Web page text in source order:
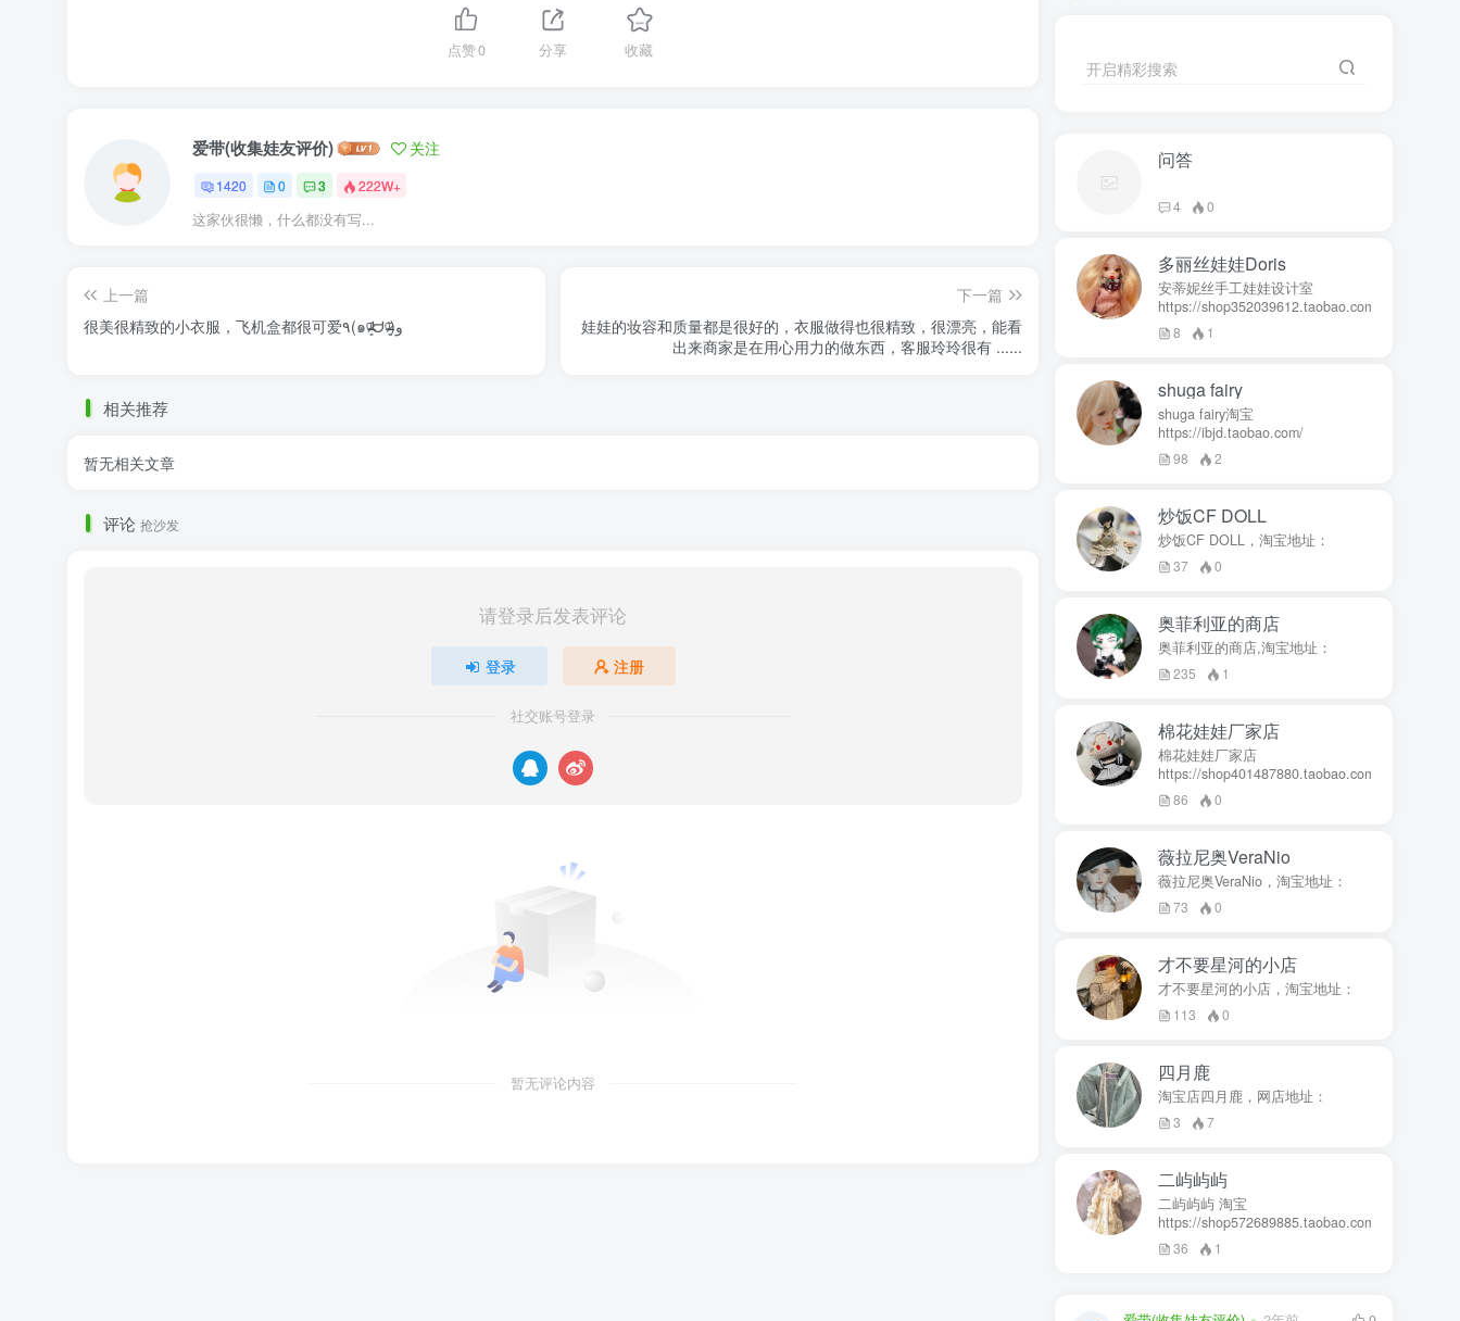
点赞0 分享 收藏
爱带(收集娃友评价) 关注
1420 0 3 222W+
这家伙很懒，什么都没有写...
上一篇
很美很精致的小衣服，飞机盒都很可爱٩(๑ᵒ̴̶̷͈᷄ᗨᵒ̴̶̷͈᷅)و
下一篇
娃娃的妆容和质量都是很好的，衣服做得也很精致，很漂亮，能看
出来商家是在用心用力的做东西，客服玲玲很有 ......
相关推荐
暂无相关文章
评论 抢沙发
请登录后发表评论
登录 注册
社交账号登录
暂无评论内容
开启精彩搜索
问答
4 0
多丽丝娃娃Doris
安蒂妮丝手工娃娃设计室
https://shop352039612.taobao.com
8 1
shuga fairy
shuga fairy淘宝
https://ibjd.taobao.com/
98 2
炒饭CF DOLL
炒饭CF DOLL，淘宝地址：
37 0
奥菲利亚的商店
奥菲利亚的商店,淘宝地址：
235 1
棉花娃娃厂家店
棉花娃娃厂家店
https://shop401487880.taobao.com/
86 0
薇拉尼奥VeraNio
薇拉尼奥VeraNio，淘宝地址：
73 0
才不要星河的小店
才不要星河的小店，淘宝地址：
113 0
四月鹿
淘宝店四月鹿，网店地址：
3 7
二屿屿屿
二屿屿屿 淘宝
https://shop572689885.taobao.com
36 1